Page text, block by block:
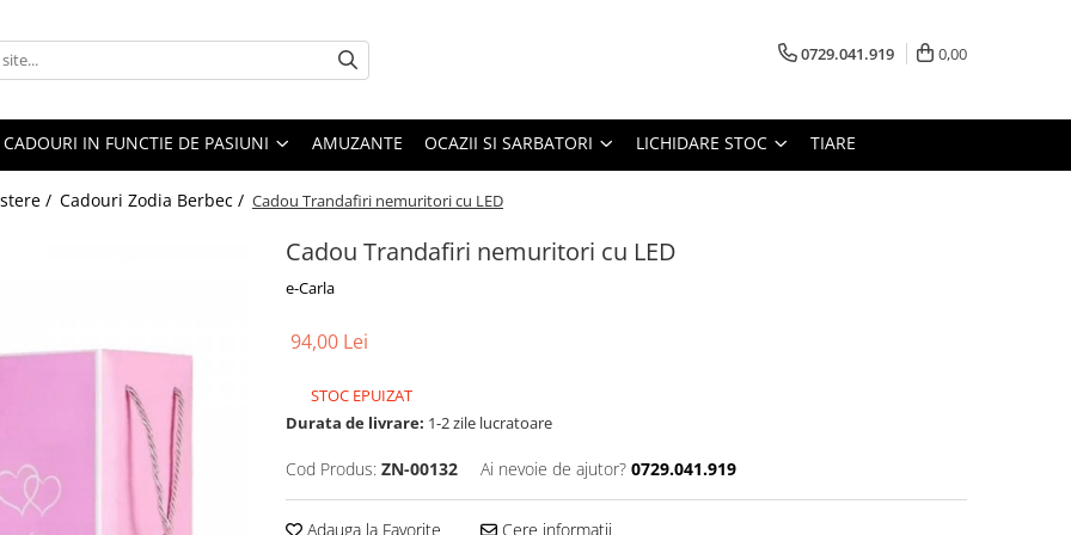
0729.041.919 0,00
CADOURI IN FUNCTIE DE PASIUNI AMUZANTE OCAZII SI SARBATORI LICHIDARE STOC TIARE
/ Cadouri Zodia Berbec / Cadou Trandafiri nemuritori cu LED
Cadou Trandafiri nemuritori cu LED
e-Carla
94,00 Lei
STOC EPUIZAT
Durata de livrare: 1-2 zile lucratoare
Cod Produs: ZN-00132 Ai nevoie de ajutor? 0729.041.919
Adauga la Favorite Cere informatii